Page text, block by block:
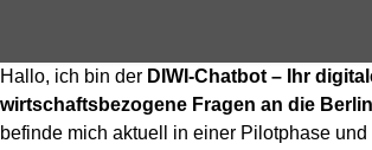
Hallo, ich bin der DIWI-Chatbot – Ihr
wirtschaftsbezogene Fragen an die
befinde mich aktuell in einer Pilotphase